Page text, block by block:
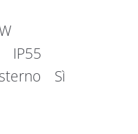
IP55
Sì